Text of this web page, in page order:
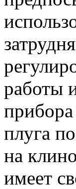
работы
плуга
на
имеет